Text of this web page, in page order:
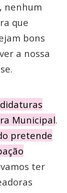
nenhum
que
bons
a nossa
Municipal.
pretende
ter